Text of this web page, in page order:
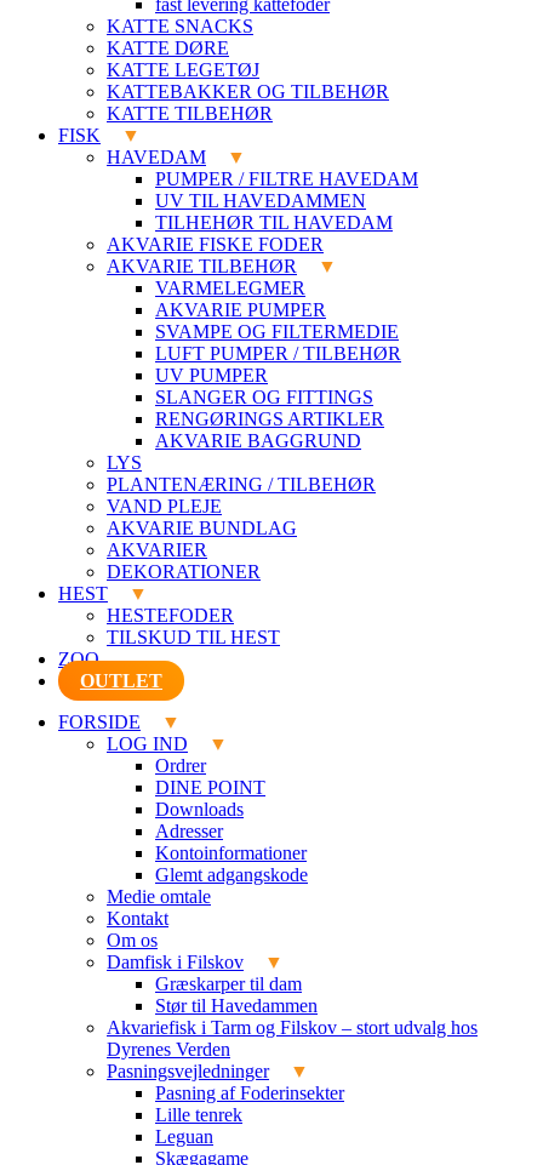
fast levering kattefoder
KATTE SNACKS
KATTE DØRE
KATTE LEGETØJ
KATTEBAKKER OG TILBEHØR
KATTE TILBEHØR
FISK
HAVEDAM
PUMPER / FILTRE HAVEDAM
UV TIL HAVEDAMMEN
TILHEHØR TIL HAVEDAM
AKVARIE FISKE FODER
AKVARIE TILBEHØR
VARMELEGMER
AKVARIE PUMPER
SVAMPE OG FILTERMEDIE
LUFT PUMPER / TILBEHØR
UV PUMPER
SLANGER OG FITTINGS
RENGØRINGS ARTIKLER
AKVARIE BAGGRUND
LYS
PLANTENÆRING / TILBEHØR
VAND PLEJE
AKVARIE BUNDLAG
AKVARIER
DEKORATIONER
HEST
HESTEFODER
TILSKUD TIL HEST
ZOO
OUTLET
FORSIDE
LOG IND
Ordrer
DINE POINT
Downloads
Adresser
Kontoinformationer
Glemt adgangskode
Medie omtale
Kontakt
Om os
Damfisk i Filskov
Græskarper til dam
Stør til Havedammen
Akvariefisk i Tarm og Filskov – stort udvalg hos
Dyrenes Verden
Pasningsvejledninger
Pasning af Foderinsekter
Lille tenrek
Leguan
Skægagame